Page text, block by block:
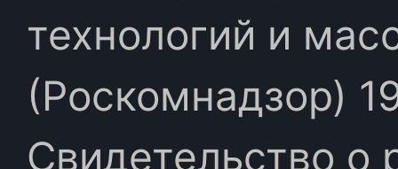
технологий и
(Роскомнадзор)
Свидетельство